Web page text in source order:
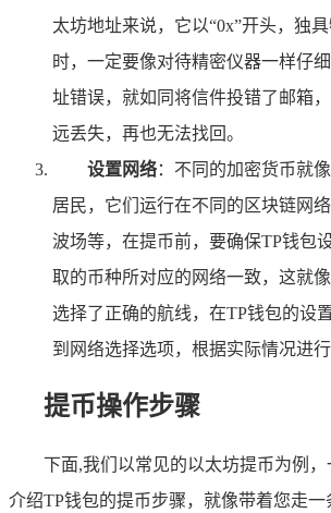
太坊地址来说，它以“0x”开头，独
时，一定要像对待精密仪器一样仔
址错误，就如同将信件投错了邮箱
远丢失，再也无法找回。
设置网络：不同的加密货币就
居民，它们运行在不同的区块链网
波场等，在提币前，要确保TP钱包
取的币种所对应的网络一致，这就
选择了正确的航线，在TP钱包的设
到网络选择选项，根据实际情况进行
提币操作步骤
下面,我们以常见的以太坊提币为例
介绍TP钱包的提币步骤，就像带着您走